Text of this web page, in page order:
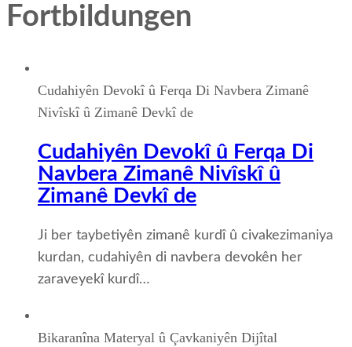
Fortbildungen
Cudahiyên Devokî û Ferqa Di Navbera Zimanê
Nivîskî û Zimanê Devkî de
Cudahiyên Devokî û Ferqa Di
Navbera Zimanê Nivîskî û
Zimanê Devkî de
Ji ber taybetiyên zimanê kurdî û civakezimaniya
kurdan, cudahiyên di navbera devokên her
zaraveyekî kurdî…
Bikaranîna Materyal û Çavkaniyên Dijîtal